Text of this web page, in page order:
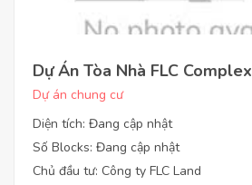
Dự Án Tòa Nhà FLC Complex
Dự án chung cư
Diện tích: Đang cập nhật
Số Blocks: Đang cập nhật
Chủ đầu tư: Công ty FLC Land